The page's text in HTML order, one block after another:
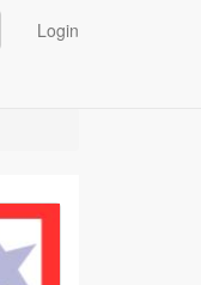
Login